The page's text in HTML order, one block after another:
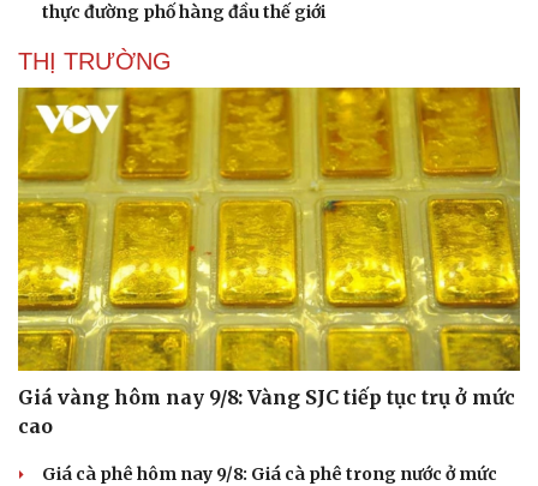
thực đường phố hàng đầu thế giới
THỊ TRƯỜNG
Giá vàng hôm nay 9/8: Vàng SJC tiếp tục trụ ở mức
cao
Giá cà phê hôm nay 9/8: Giá cà phê trong nước ở mức